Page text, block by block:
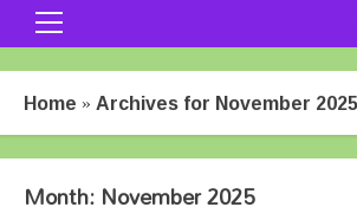
Primary
Menu
Home »Archives for November 2025
Month:November 2025